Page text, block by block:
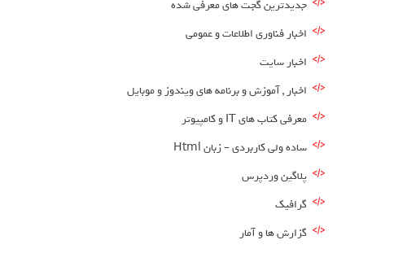
جدیدترین گجت های معرفی شده
اخبار فناوری اطلاعات و عمومی
اخبار سایت
اخبار , آموزش و برنامه های ویندوز و موبایل
معرفی کتاب های IT و کامپیوتر
ساده ولی کاربردی – زبان Html
پلاگین وردپرس
گرافیک
گزارش ها و آمار